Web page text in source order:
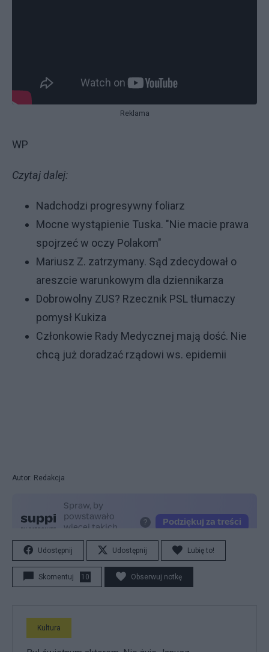
Reklama
WP
Czytaj dalej:
Nadchodzi progresywny foliarz
Mocne wystąpienie Tuska. "Nie macie prawa
spojrzeć w oczy Polakom"
Mariusz Z. zatrzymany. Sąd zdecydował o
areszcie warunkowym dla dziennikarza
Dobrowolny ZUS? Rzecznik PSL tłumaczy
pomysł Kukiza
Członkowie Rady Medycznej mają dość. Nie
chcą już doradzać rządowi ws. epidemii
Autor: Redakcja
Udostępnij Udostępnij Lubię to!
Skomentuj 10 Obserwuj notkę
Kultura